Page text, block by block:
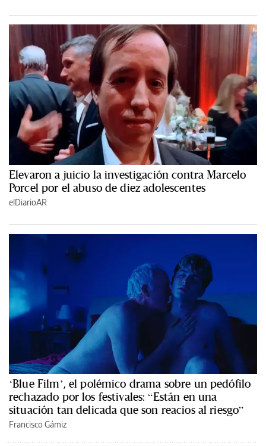
Elevaron a juicio la investigación contra Marcelo
Porcel por el abuso de diez adolescentes
elDiarioAR
‘Blue Film’, el polémico drama sobre un pedófilo
rechazado por los festivales: “Están en una
situación tan delicada que son reacios al riesgo”
Francisco Gámiz